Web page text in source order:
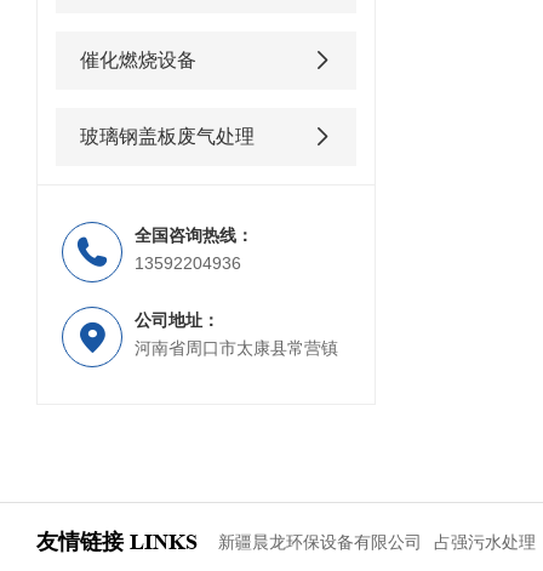
催化燃烧设备
玻璃钢盖板废气处理
全国咨询热线：
13592204936
公司地址：
河南省周口市太康县常营镇
友情链接 LINKS 新疆晨龙环保设备有限公司 占强污水处理